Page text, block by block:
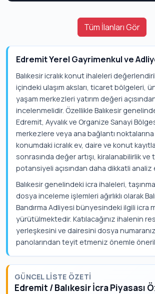
Tüm İlanları Gör
Edremit Yerel Gayrimenkul ve
Balıkesir icralık konut ihaleleri
içindeki ulaşım aksları, ticaret bölgeleri,
yaşam merkezleri yatırım değeri
incelenmelidir. Özellikle Balıkesir
Edremit, Ayvalık ve Organize Sanayi
merkezlere veya ana bağlantı noktalarına
konumdaki icralık ev, daire ve konut
sonrasında değer artışı, kiralanabilirlik ve
potansiyeli açısından daha dikkatli analiz
Balıkesir genelindeki icra ihaleleri,
dosya inceleme işlemleri ağırlıklı olarak
Bandırma Adliyesi bünyesindeki ilgili icra
yürütülmektedir. Katılacağınız ihalenin
yerleşkesini ve dairesini dosya
panolarından teyit etmeniz önemle
GÜNCEL LISTE ÖZETI
Edremit / Balıkesir İcra Piyasası